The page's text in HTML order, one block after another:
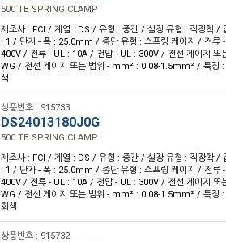
500 TB SPRING CLAMP
제조사 : FCI / 계열 : DS / 유형 : 중간 / 실장 유형 : 직장착 /
: 1 / 단자 - 폭 : 25.0mm / 종단 유형 : 스프링 케이지 / 전류
400V / 전류 - UL : 10A / 전압 - UL : 300V / 전선 게이지 또
WG / 전선 게이지 또는 범위 - mm² : 0.08-1.5mm² / 특징 :
색
상품번호 : 915733
DS24013180J0G
500 TB SPRING CLAMP
제조사 : FCI / 계열 : DS / 유형 : 중간 / 실장 유형 : 직장착 /
: 1 / 단자 - 폭 : 25.0mm / 종단 유형 : 스프링 케이지 / 전류
400V / 전류 - UL : 10A / 전압 - UL : 300V / 전선 게이지 또
WG / 전선 게이지 또는 범위 - mm² : 0.08-1.5mm² / 특징 :
회색
상품번호 : 915732